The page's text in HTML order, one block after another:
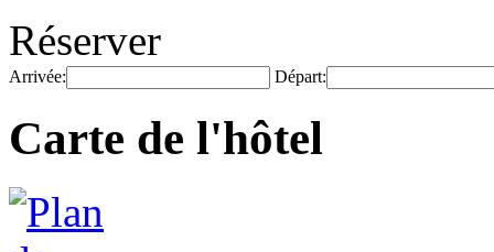
Réserver
Arrivée: Départ:
Carte de l'hôtel